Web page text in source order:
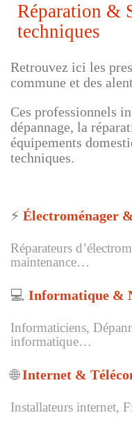
Réparation &
techniques
Retrouvez ici les
commune et des
Ces professionnels
dépannage, la
équipements
techniques.
⚡ Électroménager
Réparateurs
maintenance…
💻 Informatique &
Informaticiens,
informatique…
🌐 Internet &
Installateurs internet,